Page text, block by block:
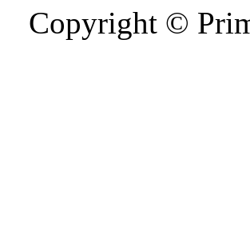
Copyright ©